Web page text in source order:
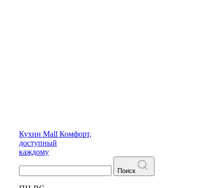
Кухни Mall Комфорт,
доступный
каждому
Поиск